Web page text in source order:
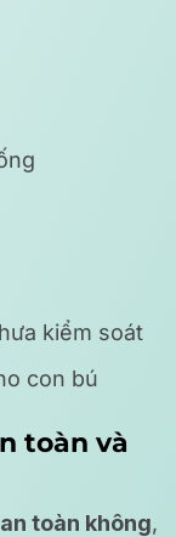
kiểm soát
con bú
toàn và
toàn không,